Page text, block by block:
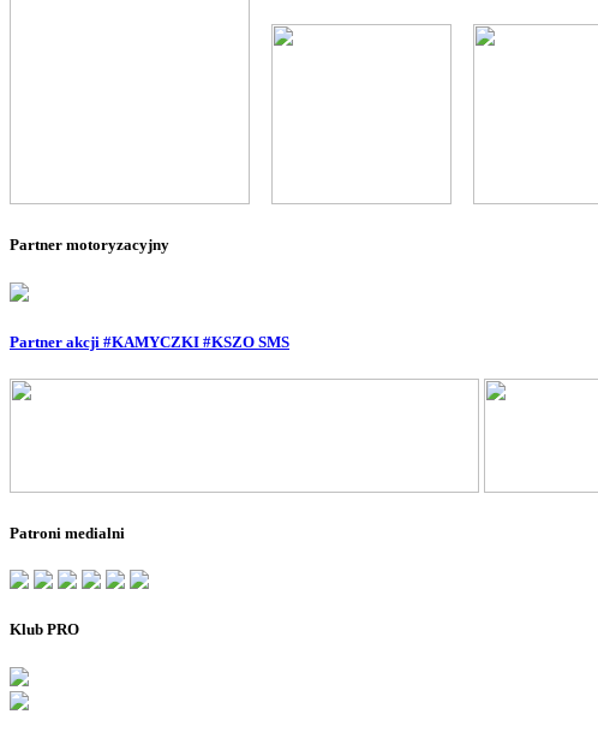
Partner motoryzacyjny
Partner akcji #KAMYCZKI #KSZO SMS
Patroni medialni
Klub PRO